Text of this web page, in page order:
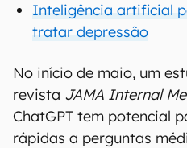
Inteligência artificial
tratar depressão
No início de maio, um
revista JAMA Internal
ChatGPT tem potencial
rápidas a perguntas